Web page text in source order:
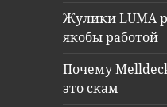
Жулики LUMA
якобы работой
Почему
это скам